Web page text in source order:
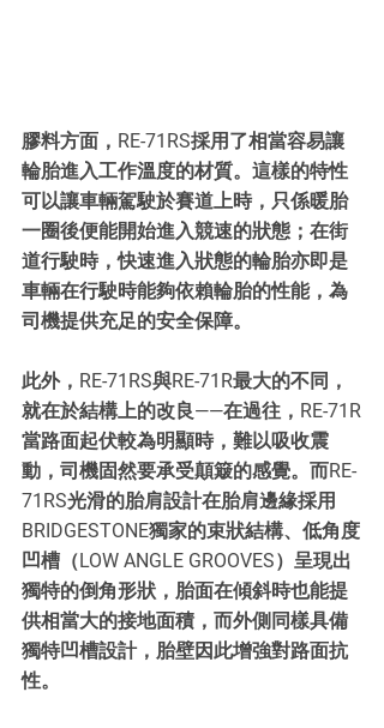
膠料方面，RE-71RS採用了相當容易讓
輪胎進入工作溫度的材質。這樣的特性
可以讓車輛駕駛於賽道上時，只係暖胎
一圈後便能開始進入競速的狀態；在街
道行駛時，快速進入狀態的輪胎亦即是
車輛在行駛時能夠依賴輪胎的性能，為
司機提供充足的安全保障。
此外，RE-71RS與RE-71R最大的不同，
就在於結構上的改良——在過往，RE-71R
當路面起伏較為明顯時，難以吸收震
動，司機固然要承受顛簸的感覺。而RE-
71RS光滑的胎肩設計在胎肩邊緣採用
BRIDGESTONE獨家的束狀結構、低角度
凹槽（LOW ANGLE GROOVES）呈現出
獨特的倒角形狀，胎面在傾斜時也能提
供相當大的接地面積，而外側同樣具備
獨特凹槽設計，胎壁因此增強對路面抗
性。